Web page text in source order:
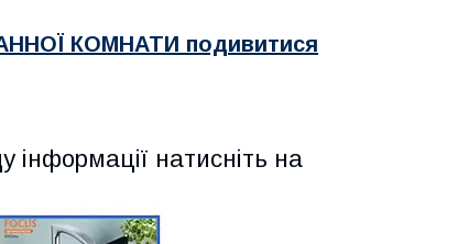
КОМНАТИ подивитися
інформації натисніть на